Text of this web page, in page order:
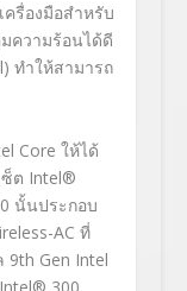
ครื่องมือสำหรับ
ความร้อนได้ดี
ทำให้สามารถ
Core ให้ได้
ซ็ต Intel®
นั้นประกอบ
AC ที่
9th Gen Intel